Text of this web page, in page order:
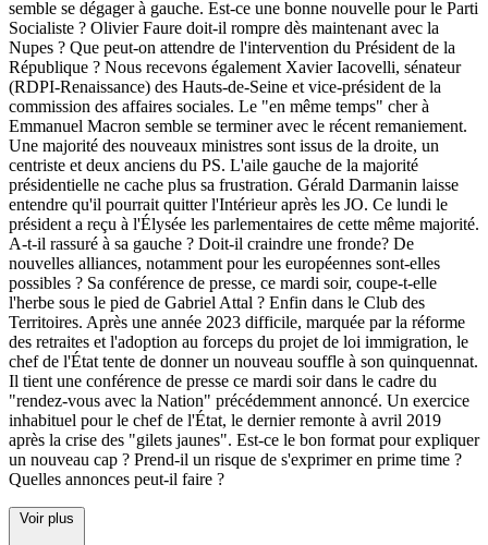
semble se dégager à gauche. Est-ce une bonne nouvelle pour le Parti
Socialiste ? Olivier Faure doit-il rompre dès maintenant avec la
Nupes ? Que peut-on attendre de l'intervention du Président de la
République ? Nous recevons également Xavier Iacovelli, sénateur
(RDPI-Renaissance) des Hauts-de-Seine et vice-président de la
commission des affaires sociales. Le "en même temps" cher à
Emmanuel Macron semble se terminer avec le récent remaniement.
Une majorité des nouveaux ministres sont issus de la droite, un
centriste et deux anciens du PS. L'aile gauche de la majorité
présidentielle ne cache plus sa frustration. Gérald Darmanin laisse
entendre qu'il pourrait quitter l'Intérieur après les JO. Ce lundi le
président a reçu à l'Élysée les parlementaires de cette même majorité.
A-t-il rassuré à sa gauche ? Doit-il craindre une fronde? De
nouvelles alliances, notamment pour les européennes sont-elles
possibles ? Sa conférence de presse, ce mardi soir, coupe-t-elle
l'herbe sous le pied de Gabriel Attal ? Enfin dans le Club des
Territoires. Après une année 2023 difficile, marquée par la réforme
des retraites et l'adoption au forceps du projet de loi immigration, le
chef de l'État tente de donner un nouveau souffle à son quinquennat.
Il tient une conférence de presse ce mardi soir dans le cadre du
"rendez-vous avec la Nation" précédemment annoncé. Un exercice
inhabituel pour le chef de l'État, le dernier remonte à avril 2019
après la crise des "gilets jaunes". Est-ce le bon format pour expliquer
un nouveau cap ? Prend-il un risque de s'exprimer en prime time ?
Quelles annonces peut-il faire ?
Voir plus